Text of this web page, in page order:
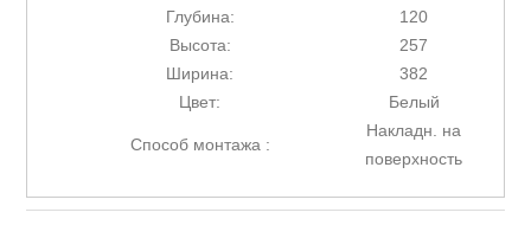
Глубина:
120
Высота:
257
Ширина:
382
Цвет:
Белый
Способ монтажа :
Накладн. на
поверхность